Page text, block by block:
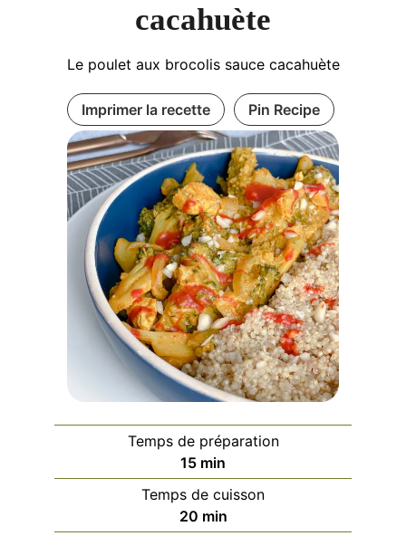
cacahuète
Le poulet aux brocolis sauce cacahuète
Imprimer la recette Pin Recipe
Temps de préparation
15minutes
min
Temps de cuisson
20minutes
min